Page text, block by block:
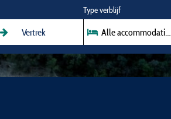
Type verblijf
Alle accommodaties